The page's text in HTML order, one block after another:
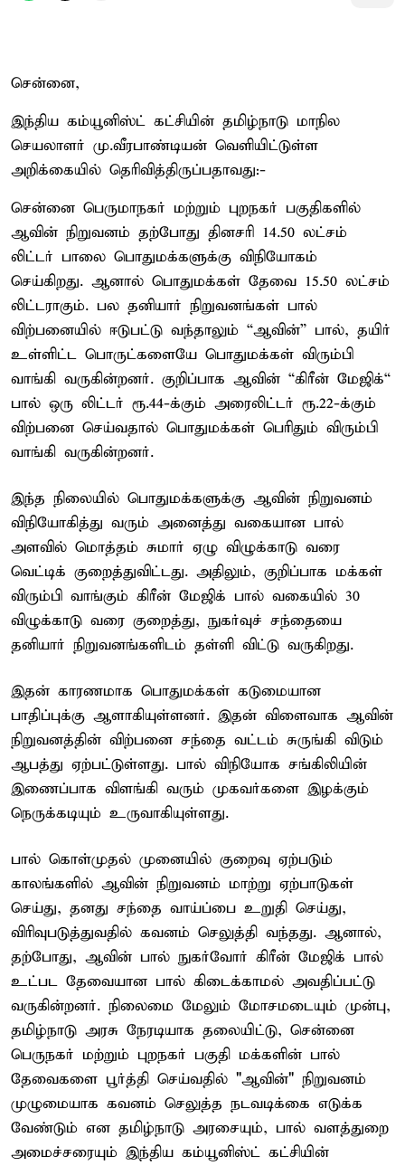
சென்னை,
இந்திய கம்யூனிஸ்ட் கட்சியின் தமிழ்நாடு மாநில
செயலாளர் மு.வீரபாண்டியன் வெளியிட்டுள்ள
அறிக்கையில் தெரிவித்திருப்பதாவது:-
சென்னை பெருமாநகர் மற்றும் புறநகர் பகுதிகளில்
ஆவின் நிறுவனம் தற்போது தினசரி 14.50 லட்சம்
லிட்டர் பாலை பொதுமக்களுக்கு விநியோகம்
செய்கிறது. ஆனால் பொதுமக்கள் தேவை 15.50 லட்சம்
லிட்டராகும். பல தனியார் நிறுவனங்கள் பால்
விற்பனையில் ஈடுபட்டு வந்தாலும் “ஆவின்” பால், தயிர்
உள்ளிட்ட பொருட்களையே பொதுமக்கள் விரும்பி
வாங்கி வருகின்றனர். குறிப்பாக ஆவின் “கிரீன் மேஜிக்“
பால் ஒரு லிட்டர் ரூ.44-க்கும் அரைலிட்டர் ரூ.22-க்கும்
விற்பனை செய்வதால் பொதுமக்கள் பெரிதும் விரும்பி
வாங்கி வருகின்றனர்.
இந்த நிலையில் பொதுமக்களுக்கு ஆவின் நிறுவனம்
விநியோகித்து வரும் அனைத்து வகையான பால்
அளவில் மொத்தம் சுமார் ஏழு விழுக்காடு வரை
வெட்டிக் குறைத்துவிட்டது. அதிலும், குறிப்பாக மக்கள்
விரும்பி வாங்கும் கிரீன் மேஜிக் பால் வகையில் 30
விழுக்காடு வரை குறைத்து, நுகர்வுச் சந்தையை
தனியார் நிறுவனங்களிடம் தள்ளி விட்டு வருகிறது.
இதன் காரணமாக பொதுமக்கள் கடுமையான
பாதிப்புக்கு ஆளாகியுள்ளனர். இதன் விளைவாக ஆவின்
நிறுவனத்தின் விற்பனை சந்தை வட்டம் சுருங்கி விடும்
ஆபத்து ஏற்பட்டுள்ளது. பால் விநியோக சங்கிலியின்
இணைப்பாக விளங்கி வரும் முகவர்களை இழக்கும்
நெருக்கடியும் உருவாகியுள்ளது.
பால் கொள்முதல் முனையில் குறைவு ஏற்படும்
காலங்களில் ஆவின் நிறுவனம் மாற்று ஏற்பாடுகள்
செய்து, தனது சந்தை வாய்ப்பை உறுதி செய்து,
விரிவுபடுத்துவதில் கவனம் செலுத்தி வந்தது. ஆனால்,
தற்போது, ஆவின் பால் நுகர்வோர் கிரீன் மேஜிக் பால்
உட்பட தேவையான பால் கிடைக்காமல் அவதிப்பட்டு
வருகின்றனர். நிலைமை மேலும் மோசமடையும் முன்பு,
தமிழ்நாடு அரசு நேரடியாக தலையிட்டு, சென்னை
பெருநகர் மற்றும் புறநகர் பகுதி மக்களின் பால்
தேவைகளை பூர்த்தி செய்வதில் "ஆவின்" நிறுவனம்
முழுமையாக கவனம் செலுத்த நடவடிக்கை எடுக்க
வேண்டும் என தமிழ்நாடு அரசையும், பால் வளத்துறை
அமைச்சரையும் இந்திய கம்யூனிஸ்ட் கட்சியின்